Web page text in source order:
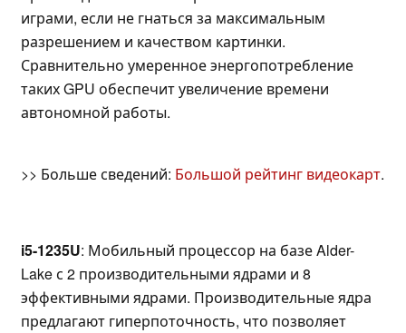
играми, если не гнаться за максимальным
разрешением и качеством картинки.
Сравнительно умеренное энергопотребление
таких GPU обеспечит увеличение времени
автономной работы.
>> Больше сведений: Большой рейтинг видеокарт.
i5-1235U: Мобильный процессор на базе Alder-
Lake с 2 производительными ядрами и 8
эффективными ядрами. Производительные ядра
предлагают гиперпоточность, что позволяет